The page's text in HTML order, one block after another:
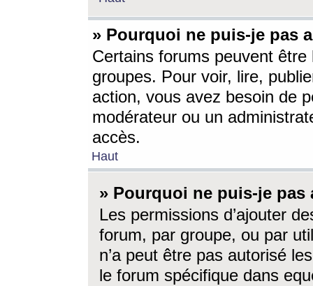
» Pourquoi ne puis-je pas
Certains forums peuvent être
groupes. Pour voir, lire,
action, vous avez besoin de
modérateur ou un
accès.
Haut
» Pourquoi ne puis-je
Les permissions d’ajouter
forum, par groupe, ou par
n’a peut être pas autorisé
le forum spécifique dans